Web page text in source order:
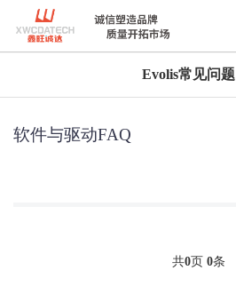
Evolis常见问题
软件与驱动FAQ
共0页 0条